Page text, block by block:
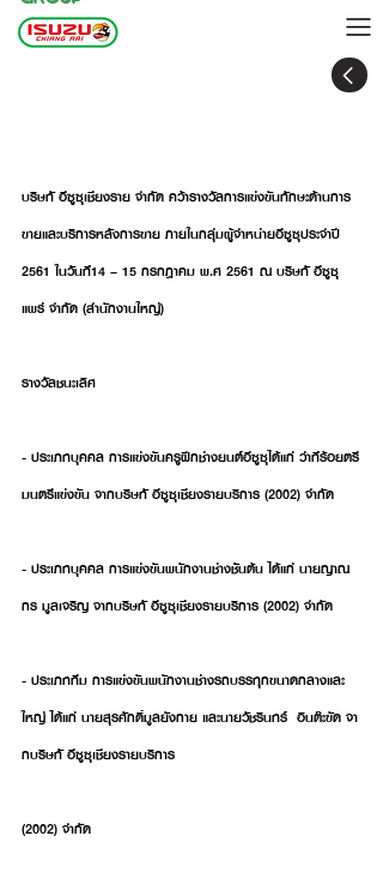
บริษทั อีซูซุเชียงราย จํากัด คว้ารางวัลการแข่งขันทักษะด้านการ
ขายและบริการหลังการขาย ภายในกลุ่มผู้จําหน่ายอีซูซุประจําปี
2561 ในวันท่ี14 – 15 กรกฎาคม พ.ศ 2561 ณ บริษทั อีซูซุ
แพร่ จํากัด (สํานักงานใหญ่)
รางวัลชนะเลิศ
- ประเภทบุคคล การแข่งขันครูฝึกช่างยนต์อีซูซุได้แก่ ว่าท่ีร้อยตรี
มนตรีแข่งขัน จากบริษทั อีซูซุเชียงรายบริการ (2002) จํากัด
- ประเภทบุคคล การแข่งขันพนักงานช่างช้ันต้น ได้แก่ นายญาณ
กร มูลเจริญ จากบริษทั อีซูซุเชียงรายบริการ (2002) จํากัด
- ประเภททีม การแข่งขันพนักงานช่างรถบรรทุกขนาดกลางและ
ใหญ่ ได้แก่ นายสุรศักดิ์มูลยังกาย และนายวัชรินทร์  อินต๊ะขัด จา
กบริษทั อีซูซุเชียงรายบริการ
(2002) จํากัด